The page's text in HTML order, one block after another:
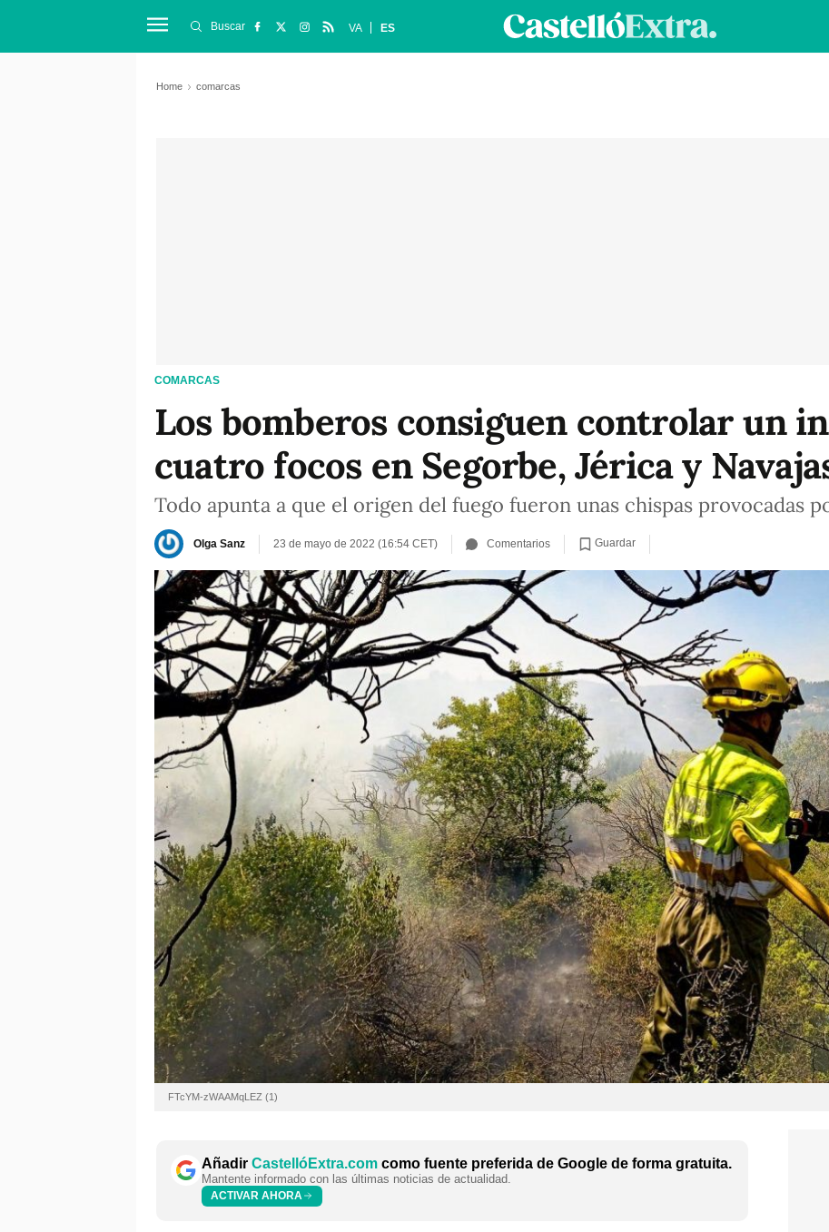
Buscar VA ES
Home comarcas
COMARCAS
Los bomberos consiguen controlar un
cuatro focos en Segorbe, Jérica y
Todo apunta a que el origen del fuego fueron unas chispas provocadas
Olga Sanz 23 de mayo de 2022 (16:54 CET) Comentarios Guardar
FTcYM-zWAAMqLEZ (1)
Añadir CastellóExtra.com como fuente preferida de Google de forma gratuita.
Mantente informado con las últimas noticias de actualidad.
ACTIVAR AHORA